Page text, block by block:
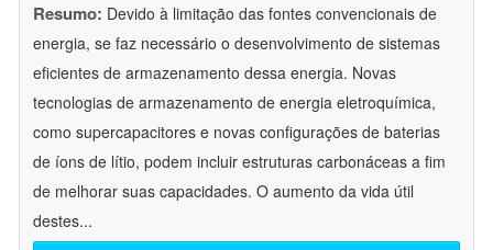
Resumo: Devido à limitação das fontes convencionais de
energia, se faz necessário o desenvolvimento de sistemas
eficientes de armazenamento dessa energia. Novas
tecnologias de armazenamento de energia eletroquímica,
como supercapacitores e novas configurações de baterias
de íons de lítio, podem incluir estruturas carbonáceas a fim
de melhorar suas capacidades. O aumento da vida útil
destes...